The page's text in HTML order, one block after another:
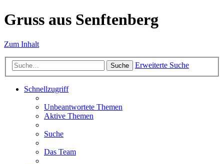
Gruss aus Senftenberg
Zum Inhalt
Suche Erweiterte Suche
Schnellzugriff
Unbeantwortete Themen
Aktive Themen
Suche
Das Team